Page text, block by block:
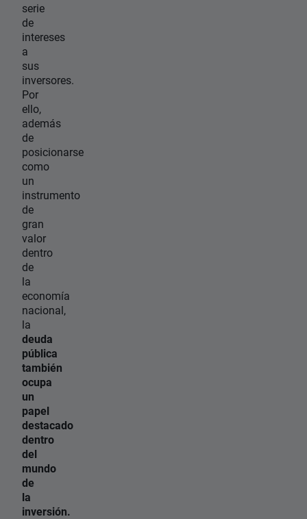
serie
de
intereses
a
sus
inversores.
Por
ello,
además
de
posicionarse
como
un
instrumento
de
gran
valor
dentro
de
la
economía
nacional,
la
deuda
pública
también
ocupa
un
papel
destacado
dentro
del
mundo
de
la
inversión.